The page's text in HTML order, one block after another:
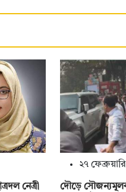
নেত্রী
২৭
দৌড়ে সৌজন্যমূলক